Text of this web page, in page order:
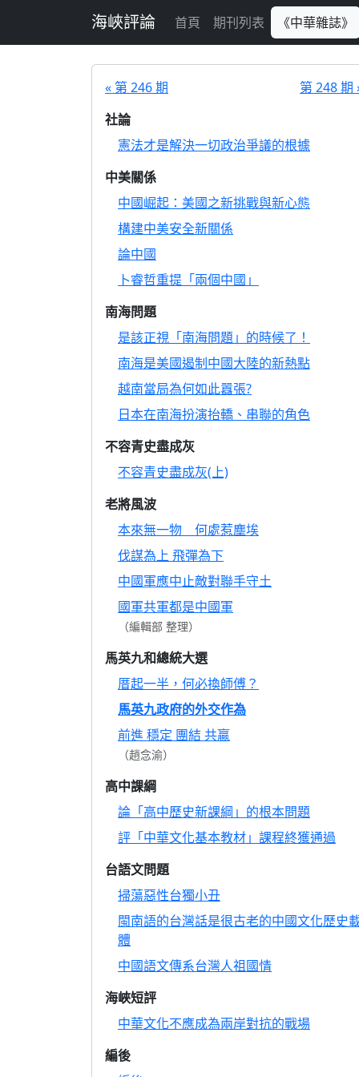
海峽評論 首頁 期刊列表 《中華雜誌》
« 第 246 期
第 248 期
社論
憲法才是解決一切政治爭議的根據
中美關係
中國崛起：美國之新挑戰與新心態
構建中美安全新關係
論中國
卜睿哲重提「兩個中國」
南海問題
是該正視「南海問題」的時候了！
南海是美國遏制中國大陸的新熱點
越南當局為何如此囂張?
日本在南海扮演抬轎、串聯的角色
不容青史盡成灰
不容青史盡成灰(上)
老將風波
本來無一物 何處惹塵埃
伐謀為上 飛彈為下
中國軍應中止敵對聯手守土
國軍共軍都是中國軍
（編輯部 整理）
馬英九和總統大選
厝起一半，何必換師傅？
馬英九政府的外交作為
前進 穩定 團結 共贏
（趙念渝）
高中課綱
論「高中歷史新課綱」的根本問題
評「中華文化基本教材」課程終獲通過
台語文問題
掃蕩惡性台獨小丑
閩南語的台灣話是很古老的中國文化歷史
體
中國語文傳系台灣人祖國情
海峽短評
中華文化不應成為兩岸對抗的戰場
編後